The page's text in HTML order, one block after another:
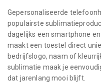
Gepersonaliseerde
populairste
dagelijks een smartphone
maakt een toestel direct
bedrijfslogo, naam of
sublimatie maak je
dat jarenlang mooi blijft.